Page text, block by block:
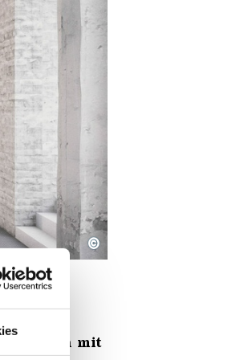
©
mit